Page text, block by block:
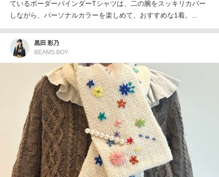
ているボーダーバインダーTシャツは、二の腕をスッキリカバー
しながら、パーソナルカラーを楽しめて、おすすめな1着。...
黒田 彩乃
BEAMS BOY